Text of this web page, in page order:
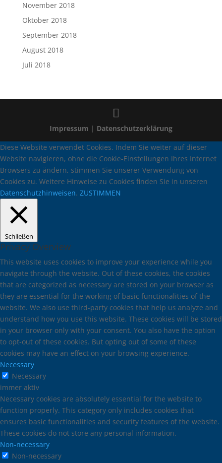
November 2018
Oktober 2018
September 2018
August 2018
Juli 2018
Impressum | Datenschutzerklärung
Diese Website verwendet Cookies. Indem Sie weiter auf dieser
Website navigieren, ohne die Cookie-Einstellungen Ihres Internet
Browsers zu ändern, stimmen Sie unserer Verwendung von
Cookies zu. Weitere Hinweise zu Cookies finden Sie in unseren
Datenschutzhinweisen. ZUSTIMMEN
Schließen
Privacy Overview
This website uses cookies to improve your experience while you
navigate through the website. Out of these cookies, the cookies
that are categorized as necessary are stored on your browser as
they are essential for the working of basic functionalities of the
website. We also use third-party cookies that help us analyze and
understand how you use this website. These cookies will be stored
in your browser only with your consent. You also have the option
to opt-out of these cookies. But opting out of some of these
cookies may have an effect on your browsing experience.
Necessary
Necessary
immer aktiv
Necessary cookies are absolutely essential for the website to
function properly. This category only includes cookies that
ensures basic functionalities and security features of the website.
These cookies do not store any personal information.
Non-necessary
Non-necessary